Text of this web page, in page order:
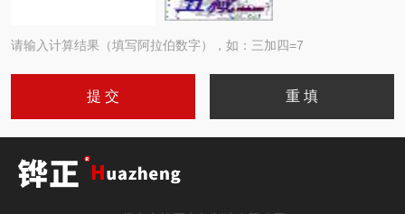
请输入计算结果（填写阿拉伯数字），如：三加四=7